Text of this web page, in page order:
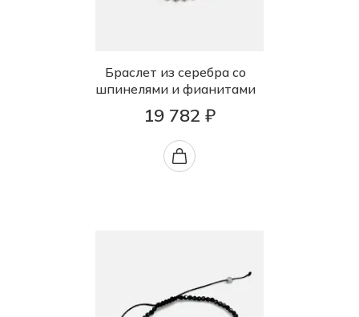
Браслет из серебра со
шпинелями и фианитами
19 782 ₽